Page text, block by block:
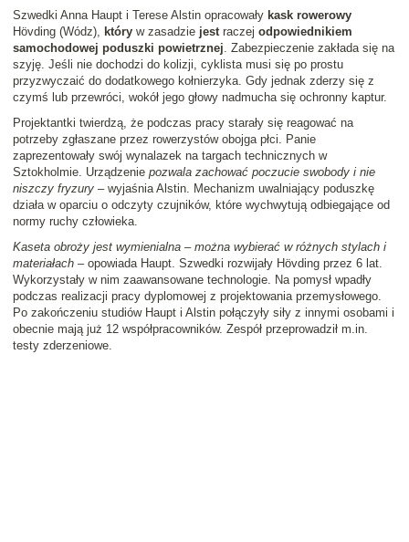
Szwedki Anna Haupt i Terese Alstin opracowały kask rowerowy
Hövding (Wódz), który w zasadzie jestraczej odpowiednikiem
samochodowej poduszki powietrznej. Zabezpieczenie zakłada się na
szyję. Jeśli nie dochodzi do kolizji, cyklista musi się po prostu
przyzwyczaić do dodatkowego kołnierzyka. Gdy jednak zderzy się z
czymś lub przewróci, wokół jego głowy nadmucha się ochronny kaptur.
Projektantki twierdzą, że podczas pracy starały się reagować na
potrzeby zgłaszane przez rowerzystów obojga płci. Panie
zaprezentowały swój wynalazek na targach technicznych w
Sztokholmie. Urządzenie pozwala zachować poczucie swobody i nie
niszczy fryzury – wyjaśnia Alstin. Mechanizm uwalniający poduszkę
działa w oparciu o odczyty czujników, które wychwytują odbiegające od
normy ruchy człowieka.
Kaseta obroży jest wymienialna – można wybierać w różnych stylach i
materiałach – opowiada Haupt. Szwedki rozwijały Hövding przez 6 lat.
Wykorzystały w nim zaawansowane technologie. Na pomysł wpadły
podczas realizacji pracy dyplomowej z projektowania przemysłowego.
Po zakończeniu studiów Haupt i Alstin połączyły siły z innymi osobami i
obecnie mają już 12 współpracowników. Zespół przeprowadził m.in.
testy zderzeniowe.